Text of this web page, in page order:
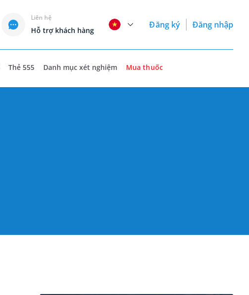
Liên hệ
Hỗ trợ khách hàng
Đăng ký Đăng nhập
Thẻ 555 Danh mục xét nghiệm Mua thuốc